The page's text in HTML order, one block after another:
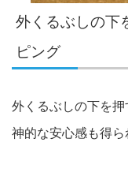
外くるぶしの下
ピング
外くるぶしの下を押
神的な安心感も得ら